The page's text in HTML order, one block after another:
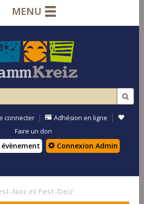
MENU
connecter | Adhésion en ligne |
Faire un don
Connexion Admin
Noz et Fest-Deiz